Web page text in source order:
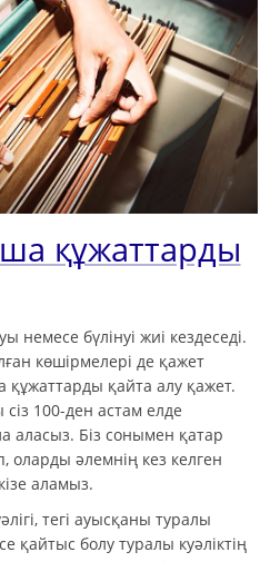
құжаттарды
немесе бүлінуі жиі кездеседі.
көшірмелері де қажет
қайта алу қажет.
сіз 100-ден астам елде
аласыз. Біз сонымен қатар
оларды әлемнің кез келген
аламыз.
тегі ауысқаны туралы
қайтыс болу туралы куәліктің